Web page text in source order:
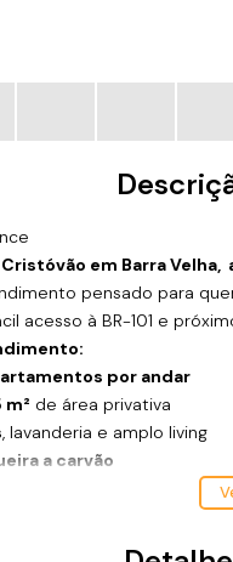
em Barra
pensado para
acesso à BR-101 e
por andar
de área privativa
, lavanderia e amplo living
a carvão
e ótima distribuição de